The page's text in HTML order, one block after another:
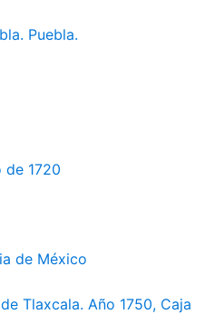
Puebla.
de 1720
de México
Tlaxcala. Año 1750, Caja